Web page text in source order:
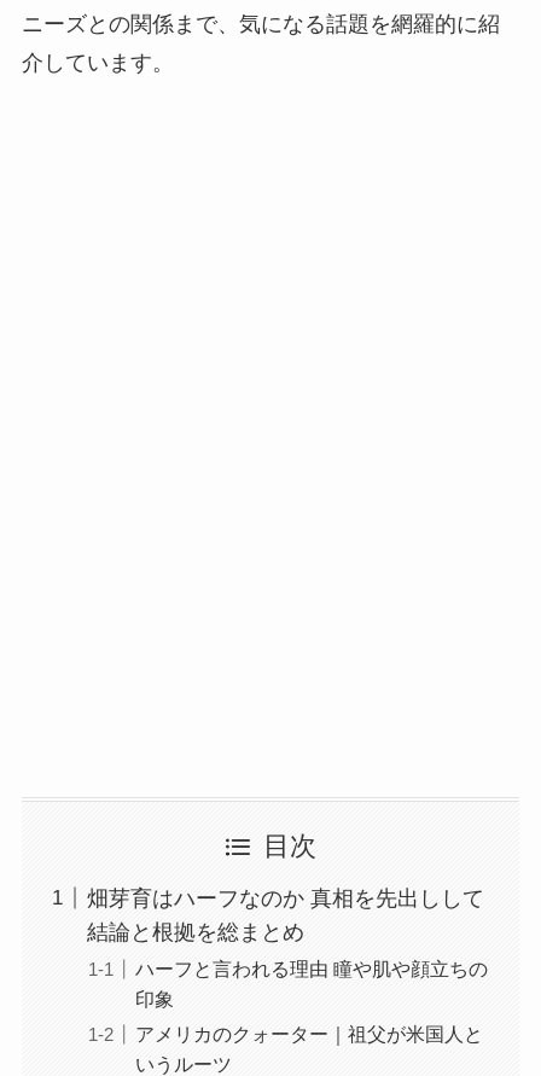
ニーズとの関係まで、気になる話題を網羅的に紹
介しています。
目次
畑芽育はハーフなのか 真相を先出しして
結論と根拠を総まとめ
ハーフと言われる理由 瞳や肌や顔立ちの
印象
アメリカのクォーター｜祖父が米国人と
いうルーツ